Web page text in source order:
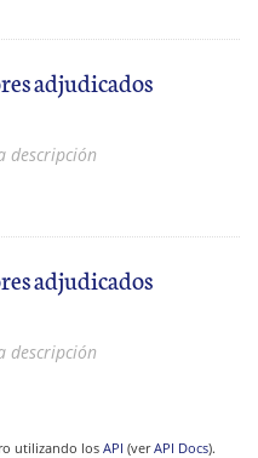
adjudicados
descripción
adjudicados
descripción
utilizando los API (verAPI Docs).